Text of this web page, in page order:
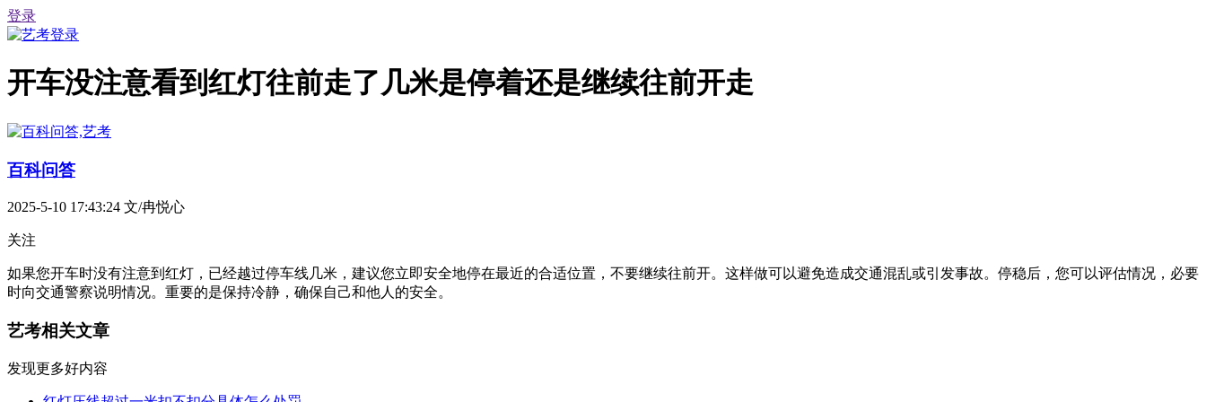
登录
开车没注意看到红灯往前走了几米是停着还是继续往前开走
百科问答
2025-5-10 17:43:24 文/冉悦心
关注
如果您开车时没有注意到红灯，已经越过停车线几米，建议您立即安全地停在最近的合适位置，不要继续往前开。这样做可以避免造成交通混乱或引发事故。停稳后，您可以评估情况，必要
时向交通警察说明情况。重要的是保持冷静，确保自己和他人的安全。
艺考相关文章
发现更多好内容